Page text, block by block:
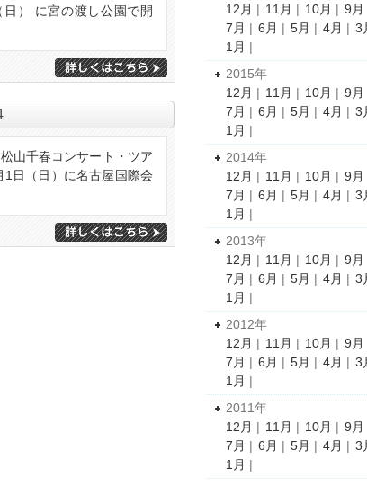
） に宮の渡し公園で開
山千春コンサート・ツア
日（日）に名古屋国際会
12月 | 11月 | 10月 | 9月
7月 | 6月 | 5月 | 4月 | 3
1月 |
2015年
12月 | 11月 | 10月 | 9月
7月 | 6月 | 5月 | 4月 | 3
1月 |
2014年
12月 | 11月 | 10月 | 9月
7月 | 6月 | 5月 | 4月 | 3
1月 |
2013年
12月 | 11月 | 10月 | 9月
7月 | 6月 | 5月 | 4月 | 3
1月 |
2012年
12月 | 11月 | 10月 | 9月
7月 | 6月 | 5月 | 4月 | 3
1月 |
2011年
12月 | 11月 | 10月 | 9月
7月 | 6月 | 5月 | 4月 | 3
1月 |